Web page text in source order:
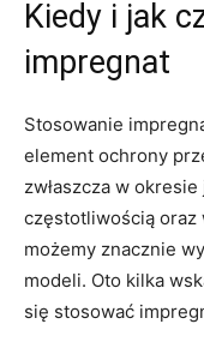
Kiedy i jak
impregnat
Stosowanie
element ochrony
zwłaszcza w
częstotliwością oraz
możemy znacznie
modeli. Oto kilka
się stosować